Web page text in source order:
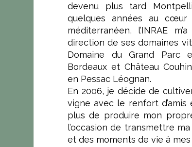
devenu plus tard
quelques années au cœur
méditerranéen, l’INRAE
direction de ses domaines
Domaine du Grand Parc
Bordeaux et Château
en Pessac Léognan.
En 2006, je décide de
vigne avec le renfort d’amis
plus de produire mon
l’occasion de transmettre
et des moments de vie à